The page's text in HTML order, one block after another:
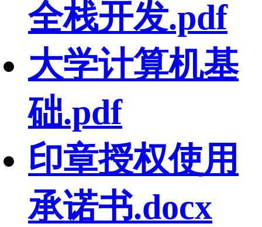
全栈开发.pdf
大学计算机基
础.pdf
印章授权使用
承诺书.docx